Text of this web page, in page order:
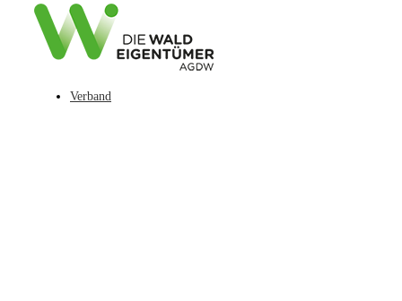
Verband